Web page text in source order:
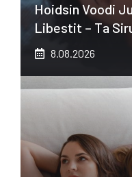
Hoidsin Voodi
Libestit – Ta
8.08.2026